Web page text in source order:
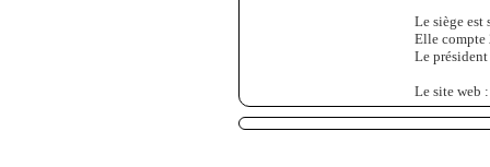
Le siège est
Elle compte
Le président
Le site web